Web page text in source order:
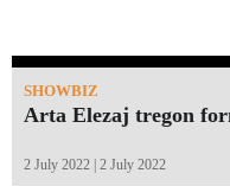
SHOWBIZ
Arta Elezaj tregon
2 July 2022 | 2 July 2022